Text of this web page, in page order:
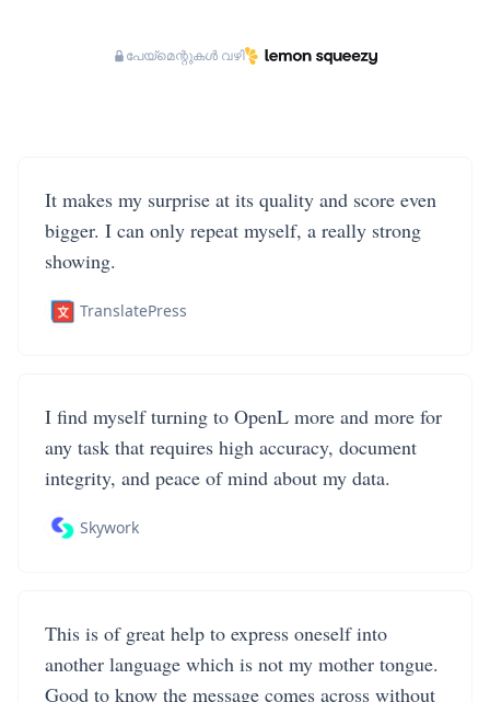
പേയ്‌മെന്റുകൾ വഴി
It makes my surprise at its quality and score even
bigger. I can only repeat myself, a really strong
showing.
TranslatePress
I find myself turning to OpenL more and more for
any task that requires high accuracy, document
integrity, and peace of mind about my data.
Skywork
This is of great help to express oneself into
another language which is not my mother tongue.
Good to know the message comes across without